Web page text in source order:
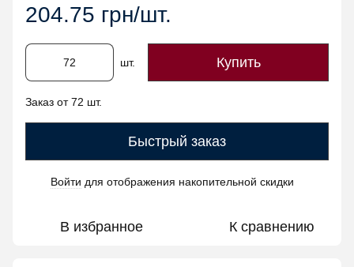
204.75 грн/шт.
шт. Купить
Заказ от 72 шт.
Быстрый заказ
Войти для отображения накопительной скидки
В избранное К сравнению